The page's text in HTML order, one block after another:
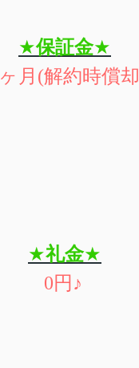
★保証金★
ヶ月 (解約時償却
★礼金★
0円 ♪